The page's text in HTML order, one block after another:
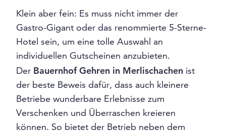
Klein aber fein: Es muss nicht immer der
Gastro-Gigant oder das renommierte 5-Sterne-
Hotel sein, um eine tolle Auswahl an
individuellen Gutscheinen anzubieten.
Der Bauernhof Gehren in Merlischachen ist
der beste Beweis dafür, dass auch kleinere
Betriebe wunderbare Erlebnisse zum
Verschenken und Überraschen kreieren
können. So bietet der Betrieb neben dem